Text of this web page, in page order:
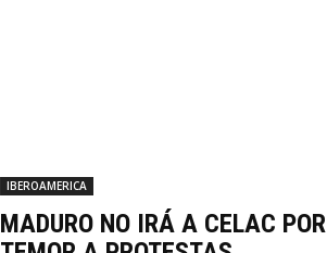
IBEROAMERICA
MADURO NO IRÁ A CELAC POR